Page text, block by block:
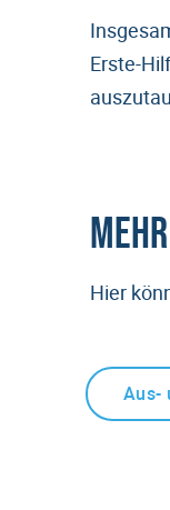
Erste-
Hier
Aus-